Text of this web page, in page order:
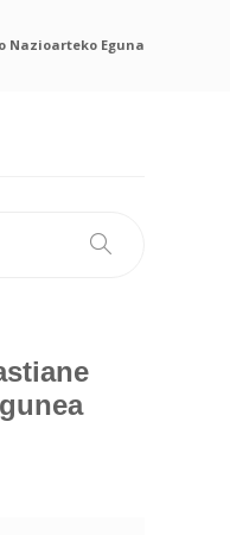
Nazioarteko Eguna